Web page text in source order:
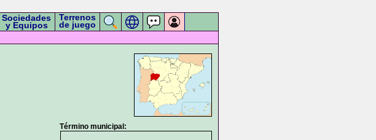
Sociedades
y Equipos
Terrenos
de juego
Término municipal: